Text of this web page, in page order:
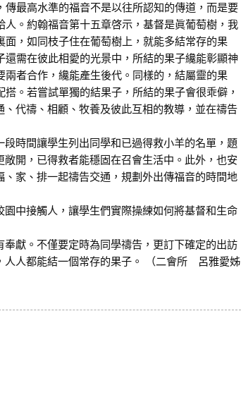
最高水準的福音不是以往所認知的傳道，而是要
人。約翰福音第十五章啓示，基督是眞葡萄樹，我
面，如同枝子住在葡萄樹上，就能多結常存的果
還需在彼此相愛的光景中，所結的果子纔能彰顯神
兩者合作，纔能產生後代。同樣的，結屬靈的果
搭。若嘗試單獨的結果子，所結的果子會很乖僻，
代禱、相顧、牧養及彼此互相的教導，並在禱告
時間讓學生列出同學和已過得救小羊的名單，題
開，已得救者能穩固在召會生活中。此外，也安
家、排一起禱告交通，規劃外出傳福音的時間地
中接觸人，讓學生們實際操練如何將基督和生命
獻。不僅要定時為同學禱告，更訂下確定的出訪
人人都能結一個常存的果子。 （二會所 呂雅愛姊